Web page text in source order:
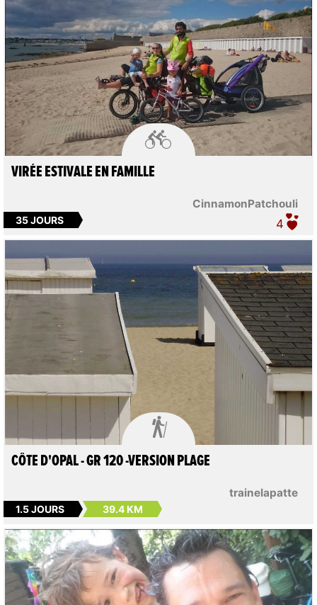

CinnamonPatchouli
VIRÉE ESTIVALE EN FAMILLE
35 JOURS 4

trainelapatte
CÔTE D'OPAL - GR 120 -VERSION PLAGE
1.5 JOURS 39.4 KM